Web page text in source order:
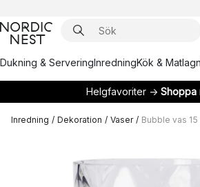
Dukning & ServeringInredningKök &
Helgfavoriter → Shoppa
Inredning / Dekoration / Vaser / Bubble vas 15